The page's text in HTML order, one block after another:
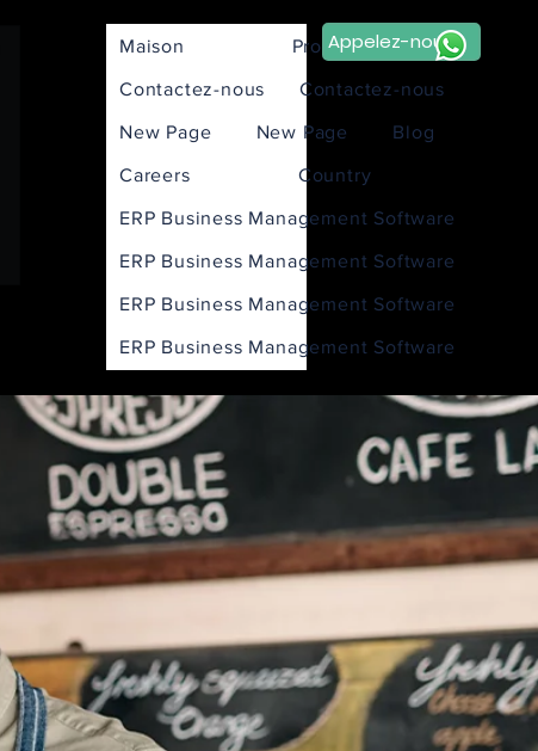
Maison Products
Contactez-nous Contactez-nous
New Page New Page Blog
Careers Country
ERP Business Management Software
ERP Business Management Software
ERP Business Management Software
ERP Business Management Software
Appelez-nous